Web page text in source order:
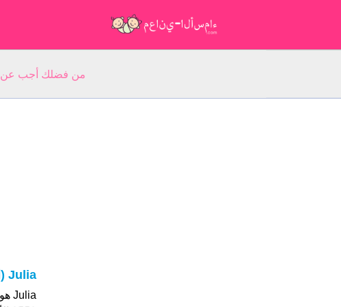
من فضلك أجب عن 5 أسئلة عن اسمك الأول: اسمك هو:
Julia (اسم مفضل)